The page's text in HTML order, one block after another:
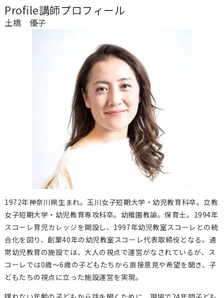
Profile講師プロフィール
土橋 優子
1972年神奈川県生まれ。玉川女子短期大学・幼児教育科卒。立教
女子短期大学・幼児教育専攻科卒。幼稚園教諭。保育士。1994年
スコーレ育児カレッジを開設し、1997年幼児教室スコーレとの統
合化を図り、創業40年の幼児教室スコーレ代表取締役となる。通
常幼児教育の施設では、大人の視点で運営がなされているが、ス
コーレでは0歳～6歳の子どもたちから直接意見や希望を聞き、子
どもたちの視点に立った施設運営を実現。